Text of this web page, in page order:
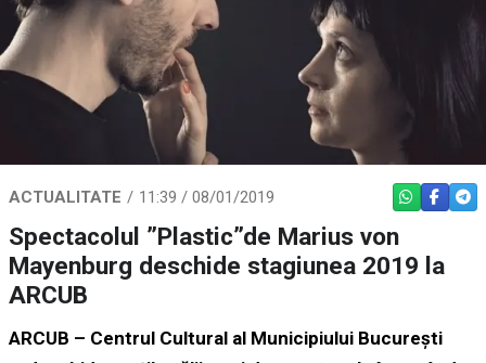
ACTUALITATE 11:39 / 08/01/2019 WHATSAPP
Spectacolul ”Plastic”de Marius von
Mayenburg deschide stagiunea 2019 la
ARCUB
ARCUB – Centrul Cultural al Municipiului București